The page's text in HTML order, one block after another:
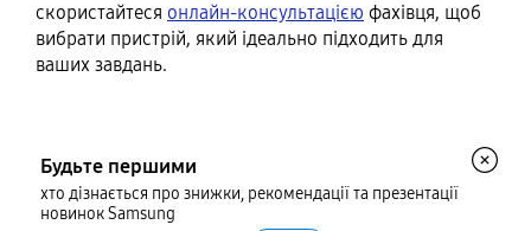
скористайтеся онлайн-консультацією фахівця, щоб
вибрати пристрій, який ідеально підходить для
ваших завдань.
Будьте першими
хто дізнається про знижки, рекомендації та презентації
новинок Samsung